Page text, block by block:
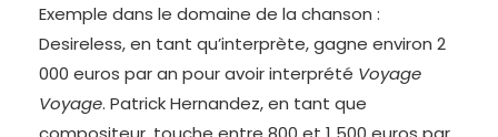
Exemple dans le domaine de la chanson :
Desireless, en tant qu’interprète, gagne environ 2
000 euros par an pour avoir interprété Voyage
Voyage. Patrick Hernandez, en tant que